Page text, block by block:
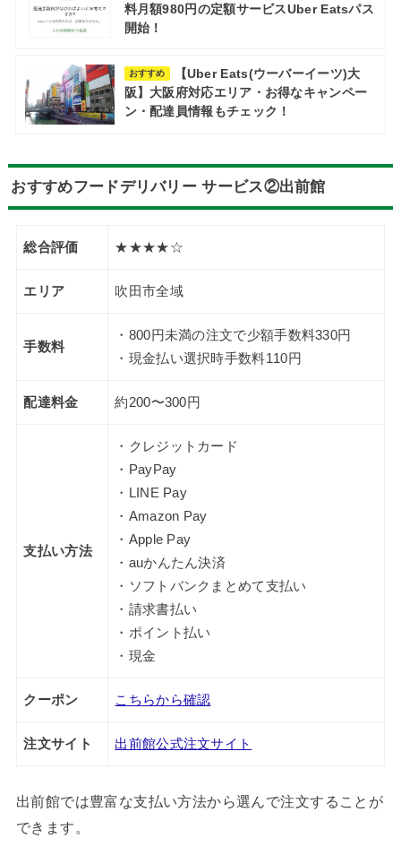
料月額980円の定額サービスUber Eatsパス
開始！
おすすめ
【Uber Eats(ウーバーイーツ)大
阪】大阪府対応エリア・お得なキャンペー
ン・配達員情報もチェック！
おすすめフードデリバリー サービス②出前館
総合評価 ★★★★☆
エリア 吹田市全域
手数料
・800円未満の注文で少額手数料330円
・現金払い選択時手数料110円
配達料金 約200〜300円
支払い方法
・クレジットカード
・PayPay
・LINE Pay
・Amazon Pay
・Apple Pay
・auかんたん決済
・ソフトバンクまとめて支払い
・請求書払い
・ポイント払い
・現金
クーポン こちらから確認
注文サイト 出前館公式注文サイト
出前館では豊富な支払い方法から選んで注文することが
できます。